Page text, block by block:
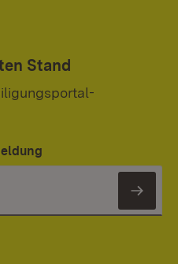
Stand